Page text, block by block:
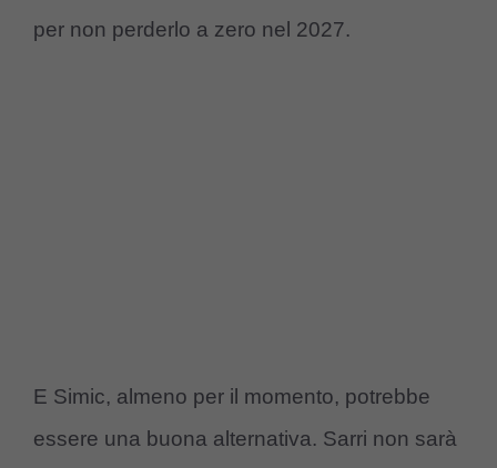
per non perderlo a zero nel 2027.
E Simic, almeno per il momento, potrebbe
essere una buona alternativa. Sarri non sarà